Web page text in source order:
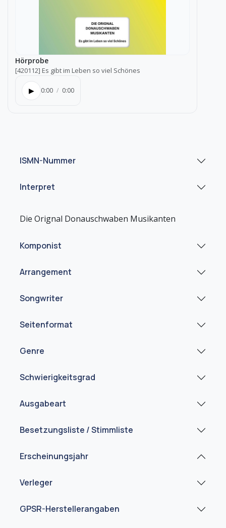
Hörprobe
[420112] Es gibt im Leben so viel Schönes
▶ 0:00 / 0:00
ISMN-Nummer
Interpret
Komponist
Arrangement
Songwriter
Seitenformat
Genre
Schwierigkeitsgrad
Ausgabeart
Besetzungsliste / Stimmliste
Erscheinungsjahr
Verleger
GPSR-Herstellerangaben